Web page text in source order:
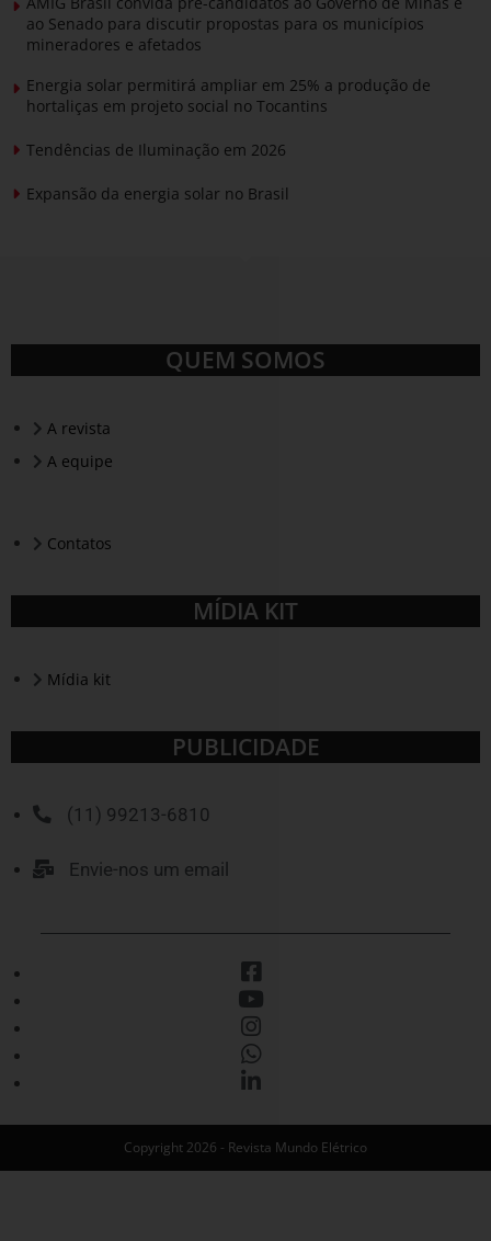
ao Senado para discutir propostas para os municípios
mineradores e afetados
Energia solar permitirá ampliar em 25% a produção de
hortaliças em projeto social no Tocantins
Tendências de Iluminação em 2026
Expansão da energia solar no Brasil
QUEM SOMOS
A revista
A equipe
Contatos
MÍDIA KIT
Mídia kit
PUBLICIDADE
(11) 99213-6810
Envie-nos um email
Copyright 2026 - Revista Mundo Elétrico